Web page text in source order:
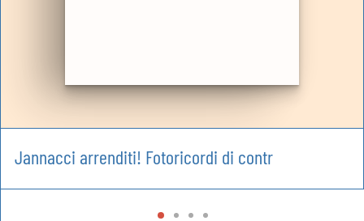
Jannacci arrenditi! Fotoricordi di contr